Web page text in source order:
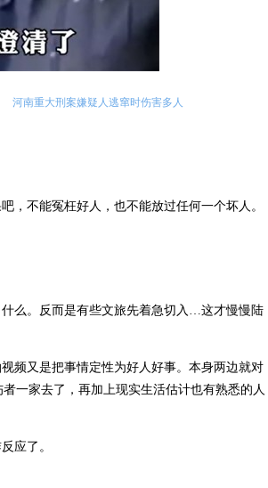
河南重大刑案嫌疑人逃窜时伤害多人
，不能冤枉好人，也不能放过任何一个坏人。
么。反而是有些文旅先着急切入…这才慢慢陆
频又是把事情定性为好人好事。本身两边就对
一家去了，再加上现实生活估计也有熟悉的人
应了。